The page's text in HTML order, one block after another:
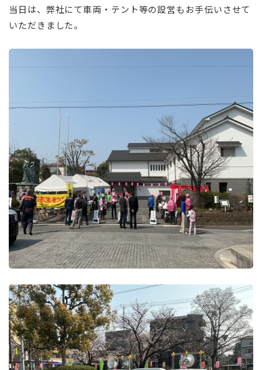
当日は、弊社にて車両・テント等の設営もお手伝いさせて
いただきました。